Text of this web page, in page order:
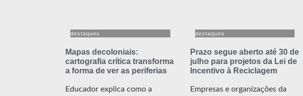
destaques
Mapas decoloniais:
cartografia crítica transforma
a forma de ver as periferias
Educador explica como a
destaques
Prazo segue aberto até 30 de
julho para projetos da Lei de
Incentivo à Reciclagem
Empresas e organizações da